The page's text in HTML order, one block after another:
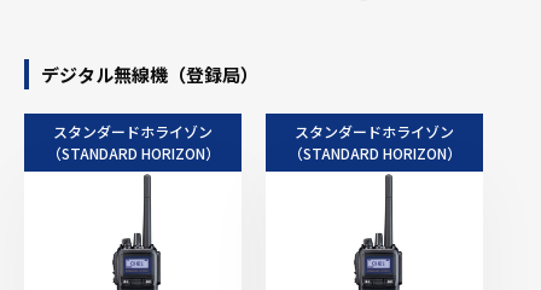
デジタル無線機（登録局）
スタンダードホライゾン
（STANDARD HORIZON）
スタンダードホライゾン
（STANDARD HORIZON）